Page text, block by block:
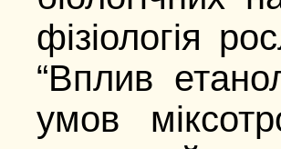
фізіологія
“Вплив
умов